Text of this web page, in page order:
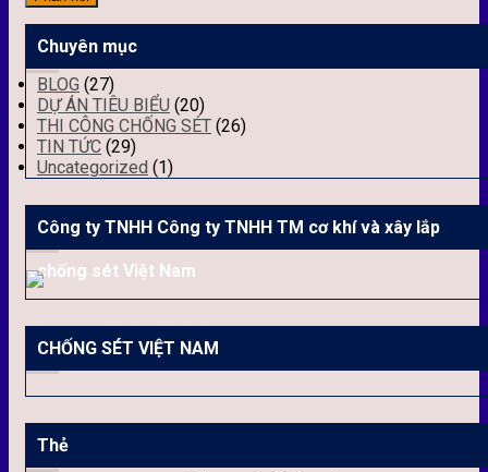
Chuyên mục
BLOG (27)
DỰ ÁN TIÊU BIỂU (20)
THI CÔNG CHỐNG SÉT (26)
TIN TỨC (29)
Uncategorized (1)
Công ty TNHH Công ty TNHH TM cơ khí và xây lắp
chống sét Việt Nam
CHỐNG SÉT VIỆT NAM
Thẻ